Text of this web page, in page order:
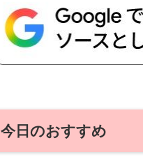
今日のおすすめ